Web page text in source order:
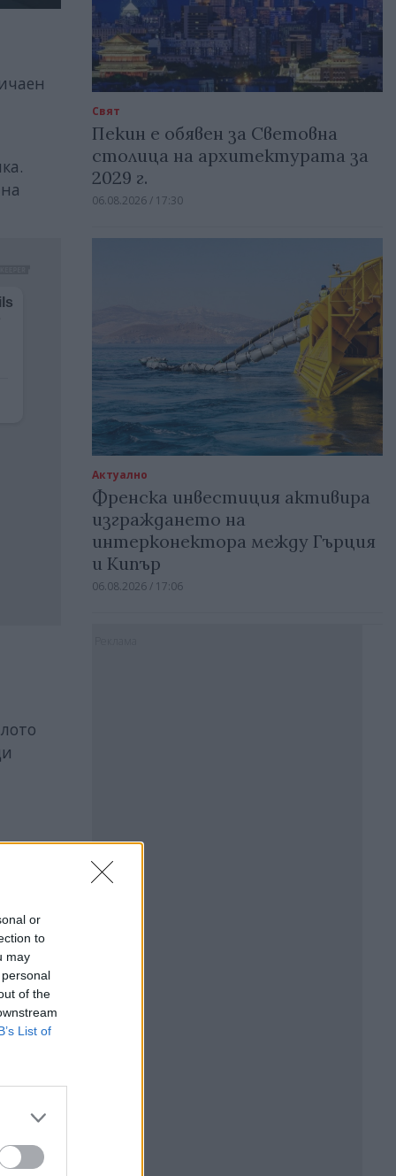
or
to
may
of the
List of
Свят
Пекин е обявен за Световна
столица на архитектурата за
2029 г.
06.08.2026 / 17:30
Актуално
Френска инвестиция активира
изграждането на
интерконектора между Гърция
и Кипър
06.08.2026 / 17:06